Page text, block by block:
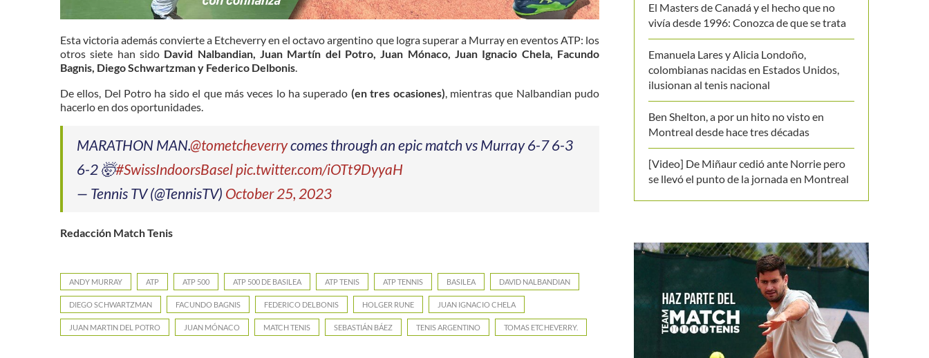
Esta victoria además convierte a Etcheverry en el octavo argentino que logra superar a Murray en eventos ATP: los
otros siete han sido David Nalbandian, Juan Martín del Potro, Juan Mónaco, Juan Ignacio Chela, Facundo
Bagnis, Diego Schwartzman y Federico Delbonis
De ellos, Del Potro ha sido el que más veces lo ha superado (en tres ocasiones) , mientras que Nalbandian pudo
hacerlo en dos oportunidades.
MARATHON MAN.@tometcheverrycomes through an epic match vs Murray 6-7 6-3
6-2 🤯#SwissIndoorsBasel pic.twitter.com/iOTt9DyyaH
— Tennis TV (@TennisTV) October 25, 2023
Redacción Match Tenis
ANDY MURRAY ATP ATP 500 ATP 500 DE BASILEA ATP TENIS ATP TENNIS BASILEA DAVID NALBANDIAN
DIEGO SCHWARTZMAN FACUNDO BAGNIS FEDERICO DELBONIS HOLGER RUNE JUAN IGNACIO CHELA
JUAN MARTIN DEL POTRO JUAN MÓNACO MATCH TENIS SEBASTIÁN BÁEZ TENIS ARGENTINO TOMAS ETCHEVERRY.
El Masters de Canadá y el hecho que no
vivía desde 1996: Conozca de que se trata
Emanuela Lares y Alicia Londoño,
colombianas nacidas en Estados Unidos,
ilusionan al tenis nacional
Ben Shelton, a por un hito no visto en
Montreal desde hace tres décadas
[Video] De Miñaur cedió ante Norrie pero
se llevó el punto de la jornada en Montreal